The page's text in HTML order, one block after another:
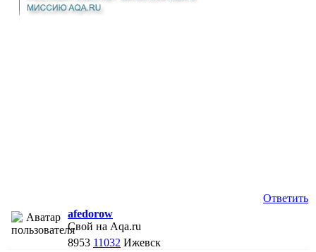
Ответить
afedorow
Свой на Aqa.ru
8953 11032 Ижевск